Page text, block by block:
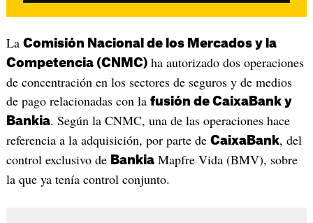
La Comisión Nacional de los Mercados y la
Competencia (CNMC)ha autorizado dos operaciones
de concentración en los sectores de seguros y de medios
de pago relacionadas con la fusión de CaixaBank y
Bankia. Según la CNMC, una de las operaciones hace
referencia a la adquisición, por parte de CaixaBank, del
control exclusivo de BankiaMapfre Vida (BMV), sobre
la que ya tenía control conjunto.